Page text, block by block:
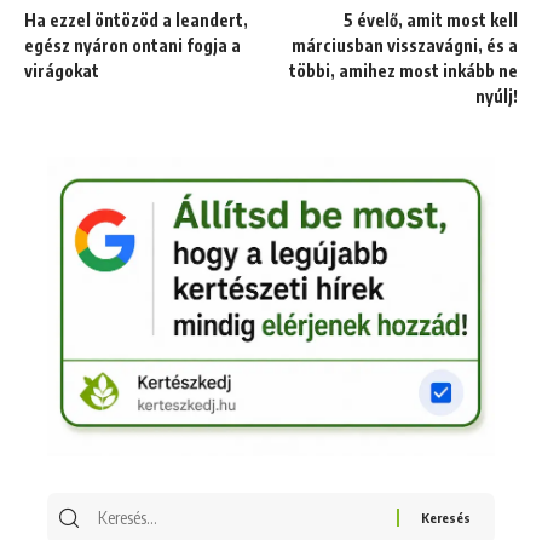
Ha ezzel öntözöd a leandert,
egész nyáron ontani fogja a
virágokat
5 évelő, amit most kell
márciusban visszavágni, és a
többi, amihez most inkább ne
nyúlj!
Keresés